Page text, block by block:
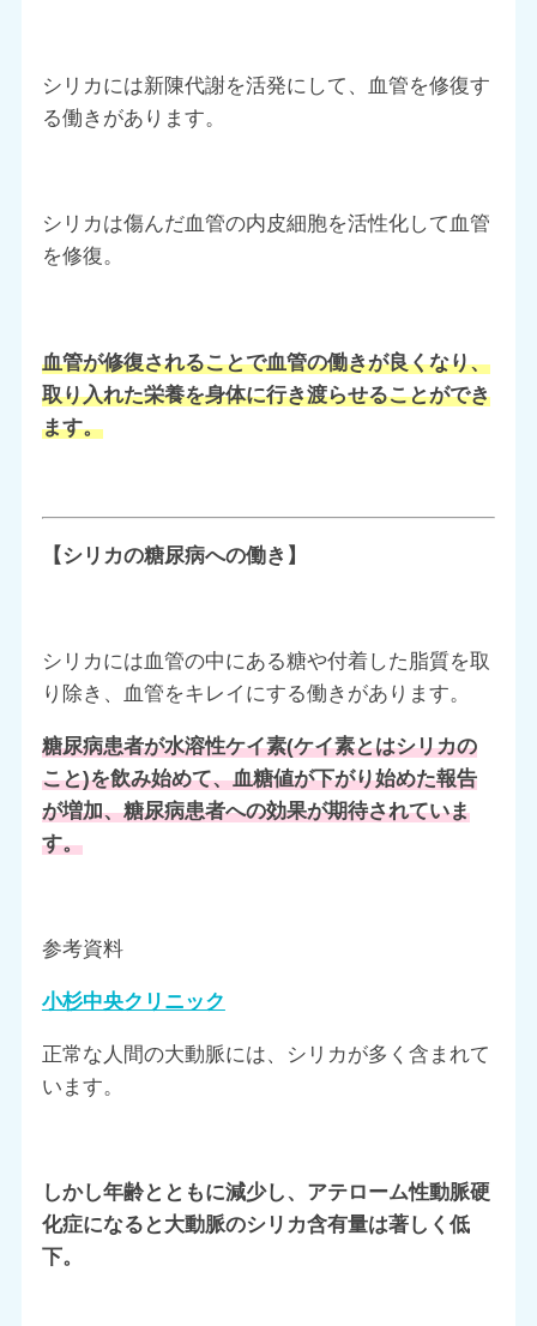
シリカには新陳代謝を活発にして、血管を修復す
る働きがあります。
シリカは傷んだ血管の内皮細胞を活性化して血管
を修復。
血管が修復されることで血管の働きが良くなり、
取り入れた栄養を身体に行き渡らせることができ
ます。
【シリカの糖尿病への働き】
シリカには血管の中にある糖や付着した脂質を取
り除き、血管をキレイにする働きがあります。
糖尿病患者が水溶性ケイ素(ケイ素とはシリカの
こと)を飲み始めて、血糖値が下がり始めた報告
が増加、糖尿病患者への効果が期待されていま
す。
参考資料
小杉中央クリニック
正常な人間の大動脈には、シリカが多く含まれて
います。
しかし年齢とともに減少し、アテローム性動脈硬
化症になると大動脈のシリカ含有量は著しく低
下。